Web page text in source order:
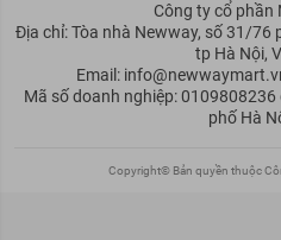
Công ty cổ phần
Địa chỉ: Tòa nhà Newway, số 31/76
tp Hà Nội,
Email:
Mã số doanh nghiệp:
phố Hà
Copyright© Bản quyền thuộc